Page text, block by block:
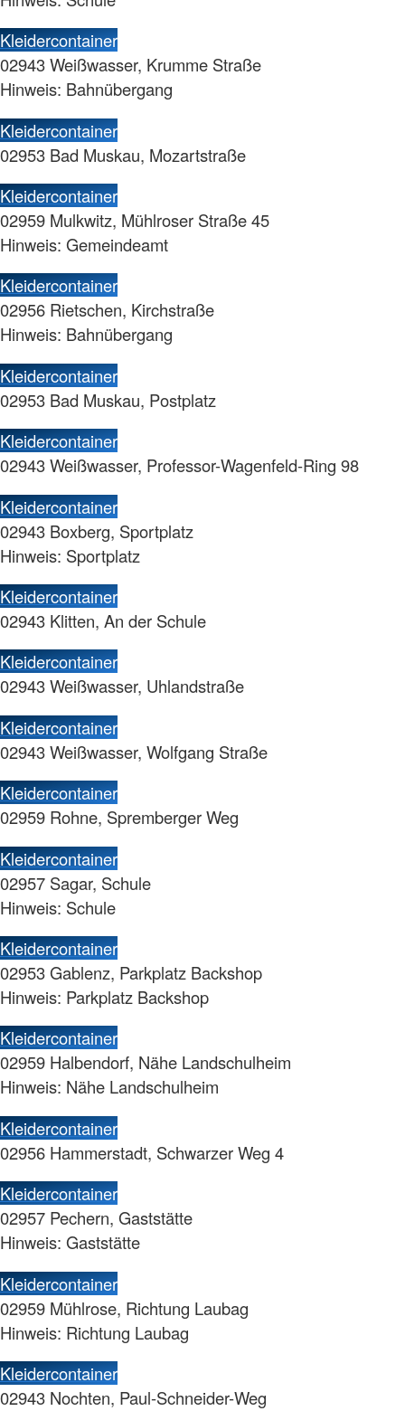
Kleidercontainer
02943 Weißwasser, Krumme Straße
Hinweis: Bahnübergang
Kleidercontainer
02953 Bad Muskau, Mozartstraße
Kleidercontainer
02959 Mulkwitz, Mühlroser Straße 45
Hinweis: Gemeindeamt
Kleidercontainer
02956 Rietschen, Kirchstraße
Hinweis: Bahnübergang
Kleidercontainer
02953 Bad Muskau, Postplatz
Kleidercontainer
02943 Weißwasser, Professor-Wagenfeld-Ring 98
Kleidercontainer
02943 Boxberg, Sportplatz
Hinweis: Sportplatz
Kleidercontainer
02943 Klitten, An der Schule
Kleidercontainer
02943 Weißwasser, Uhlandstraße
Kleidercontainer
02943 Weißwasser, Wolfgang Straße
Kleidercontainer
02959 Rohne, Spremberger Weg
Kleidercontainer
02957 Sagar, Schule
Hinweis: Schule
Kleidercontainer
02953 Gablenz, Parkplatz Backshop
Hinweis: Parkplatz Backshop
Kleidercontainer
02959 Halbendorf, Nähe Landschulheim
Hinweis: Nähe Landschulheim
Kleidercontainer
02956 Hammerstadt, Schwarzer Weg 4
Kleidercontainer
02957 Pechern, Gaststätte
Hinweis: Gaststätte
Kleidercontainer
02959 Mühlrose, Richtung Laubag
Hinweis: Richtung Laubag
Kleidercontainer
02943 Nochten, Paul-Schneider-Weg